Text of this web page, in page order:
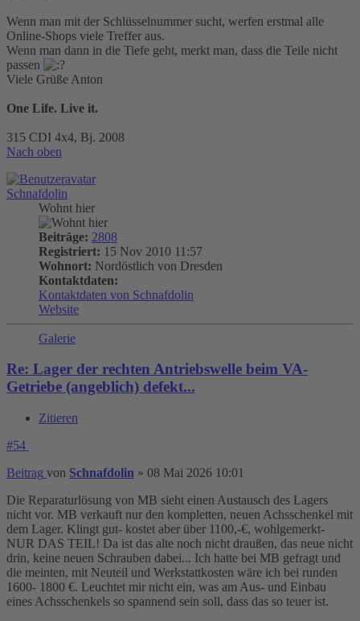
Wenn man mit der Schlüsselnummer sucht, werfen erstmal alle
Online-Shops viele Treffer aus.
Wenn man dann in die Tiefe geht, merkt man, dass die Teile nicht
passen
Viele Grüße Anton
One Life. Live it.
315 CDI 4x4, Bj. 2008
Nach oben
Schnafdolin
Wohnt hier
Beiträge: 2808
Registriert: 15 Nov 2010 11:57
Wohnort: Nordöstlich von Dresden
Kontaktdaten:
Kontaktdaten von Schnafdolin
Website
Galerie
Re: Lager der rechten Antriebswelle beim VA-
Getriebe (angeblich) defekt...
Zitieren
#54
Beitrag von Schnafdolin » 08 Mai 2026 10:01
Die Reparaturlösung von MB sieht einen Austausch des Lagers
nicht vor. MB verkauft nur den kompletten, neuen Achsschenkel mit
dem Lager. Klingt gut- kostet aber über 1100,-€, wohlgemerkt-
NUR DAS TEIL! Da ist das alte noch nicht draußen, das neue nicht
drin, keine neuen Schrauben dabei... Ich hatte bei MB gefragt und
die meinten, mit Neuteil und Werkstattkosten wäre ich bei runden
1600- 1800 €. Leuchtet mir nicht ein, was am Aus- und Einbau
eines Achsschenkels so spannend sein soll, dass das so teuer ist.